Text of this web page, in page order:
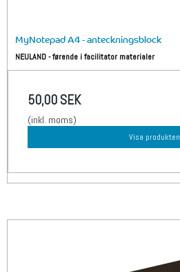
MyNotepad A4 - anteckningsblock
NEULAND - førende i facilitator materialer
50,00 SEK
(inkl. moms)
Visa produkten